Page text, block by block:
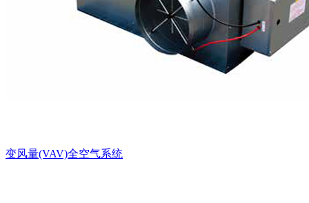
变风量(VAV)全空气系统